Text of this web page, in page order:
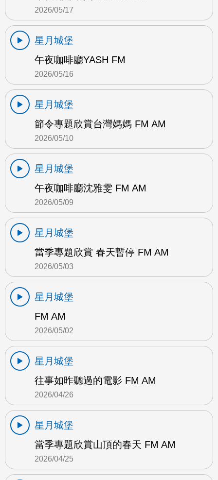
2026/05/17
星月城堡
午夜咖啡廳YASH FM
2026/05/16
星月城堡
節令專題欣賞台灣媽媽 FM AM
2026/05/10
星月城堡
午夜咖啡廳沈雅雯 FM AM
2026/05/09
星月城堡
當季專題欣賞 春天暫停 FM AM
2026/05/03
星月城堡
FM AM
2026/05/02
星月城堡
往事如昨聽過的電影 FM AM
2026/04/26
星月城堡
當季專題欣賞山頂的春天 FM AM
2026/04/25